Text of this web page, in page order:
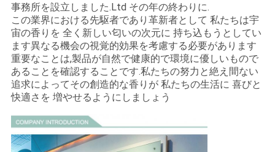
イ
バ
シ
ー
ポ
リ
事務所を設立しました.Ltd その年の終わりに.
この業界における先駆者であり革新者として 私たちは宇
宙の香りを 全く新しい匂いの次元に 持ち込もうとしてい
ます異なる機会の視覚的効果を考慮する必要があります
重要なことは,製品が自然で健康的で環境に優しいもので
あることを確認することです.私たちの努力と絶え間ない
追求によってその創造的な香りが 私たちの生活に 喜びと
快適さを 増やせるようにしましょう